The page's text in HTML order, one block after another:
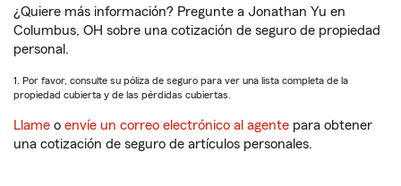
¿Quiere más información? Pregunte a Jonathan Yu en
Columbus, OH sobre una cotización de seguro de propiedad
personal.
1. Por favor, consulte su póliza de seguro para ver una lista completa de la
propiedad cubierta y de las pérdidas cubiertas.
Llame o envíe un correo electrónico al agente para obtener
una cotización de seguro de artículos personales.